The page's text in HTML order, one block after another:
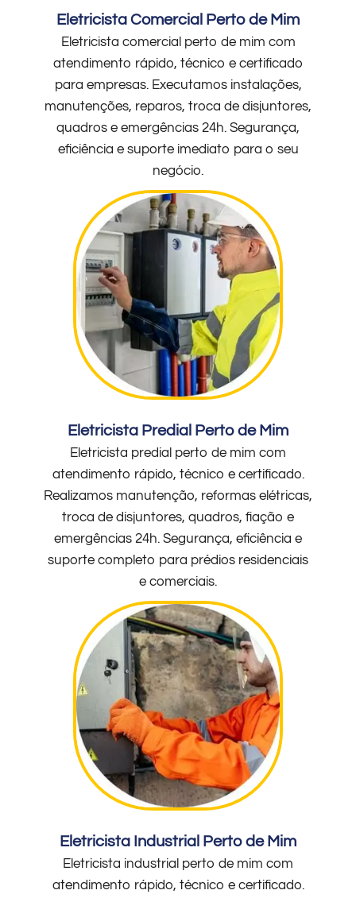
Eletricista Comercial Perto de Mim
Eletricista comercial perto de mim com
atendimento rápido, técnico e certificado
para empresas. Executamos instalações,
manutenções, reparos, troca de disjuntores,
quadros e emergências 24h. Segurança,
eficiência e suporte imediato para o seu
negócio.
Eletricista Predial Perto de Mim
Eletricista predial perto de mim com
atendimento rápido, técnico e certificado.
Realizamos manutenção, reformas elétricas,
troca de disjuntores, quadros, fiação e
emergências 24h. Segurança, eficiência e
suporte completo para prédios residenciais
e comerciais.
Eletricista Industrial Perto de Mim
Eletricista industrial perto de mim com
atendimento rápido, técnico e certificado.